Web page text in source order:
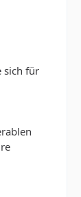
sich für